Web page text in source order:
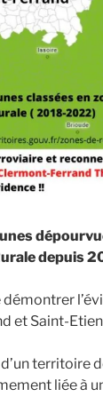
depuis
démontrer
et Saint-
territoire
liée à